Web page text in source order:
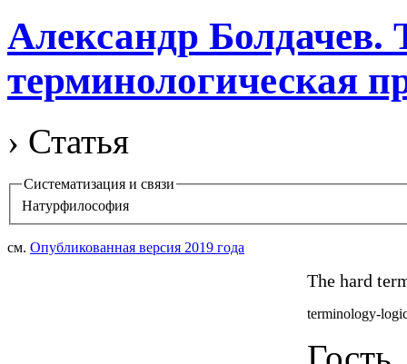
Александр Болдачев.
терминологическая
› Статья
Систематизация и связи
Натурфилософия
см. Опубликованная версия 2019 года
The hard
terminology-